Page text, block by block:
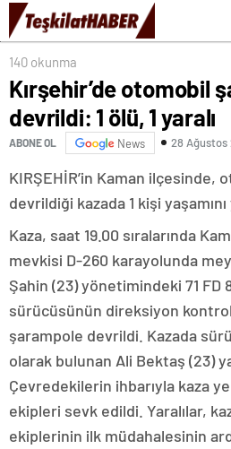
140 okunma
Kırşehir’de otomobil
devrildi: 1 ölü, 1 yaralı
ABONE OL News 28
KIRŞEHİR’in Kaman ilçesinde,
devrildiği kazada 1 kişi
Kaza, saat 19.00 sıralarında
mevkisi D-260 karayolunda
Şahin (23) yönetimindeki 71 FD
sürücüsünün direksiyon
şarampole devrildi. Kazada
olarak bulunan Ali Bektaş (23)
Çevredekilerin ihbarıyla kaza
ekipleri sevk edildi. Yaralılar,
ekiplerinin ilk müdahalesinin